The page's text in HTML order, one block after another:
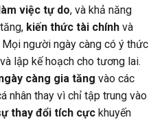
việc tự do, và khả năng
kiến thức tài chính và
người ngày càng có ý thức
lập kế hoạch cho tương lai.
càng gia tăng vào các
nhân thay vì chỉ tập trung vào
thay đổi tích cực khuyến